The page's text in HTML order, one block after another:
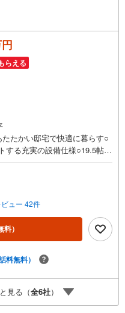
らえる
たかい邸宅で快適に暮らす○
する充実の設備仕様○19.5帖の
舗ーーーー当店で物件を成
トがもらえる「Yahoo！ 不動
の対象になります。「資料を
タンからお問い合わせくだ
IDでログインしてください。
金と譲渡はできません。有効
紹介金融機関/都市銀行利率/年
資実行時のものとなります。
異なる場合があります。ー
ーーーーーーーーーーー
ュー 42件
料）
料無料）
見る（全6社）